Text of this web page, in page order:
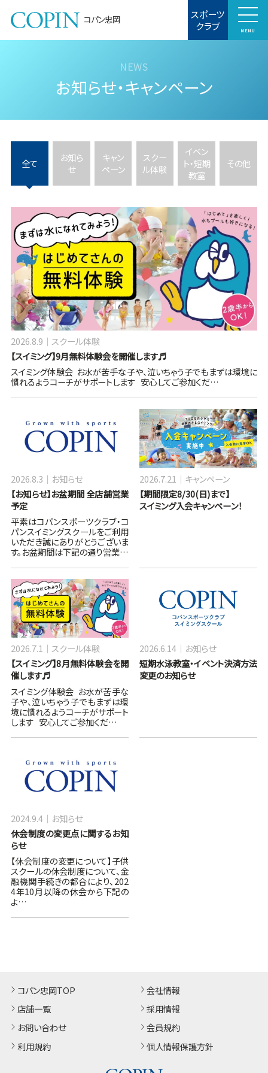
コパン忠岡 スポーツ
クラブ MENU
お知らせ・キャンペーン
全て
お知ら
せ
キャン
ペーン
スクー
ル体験
イベン
ト・短期
教室
その他
【スイミング】9月無料体験会を開催します♬
2026.8.9 スクール体験
スイミング体験会 お水が苦手な子や、泣いちゃう子でもまずは環境に
慣れるようコーチがサポートします 安心してご参加くだ…
【お知らせ】お盆期間 全店舗営業
予定
2026.8.3 お知らせ
平素はコパンスポーツクラブ・コ
パンスイミングスクールをご利用
いただき誠にありがとうございま
す。お盆期間は下記の通り営業…
【期間限定8/30(日)まで】
スイミング入会キャンペーン！
2026.7.21 キャンペーン
【スイミング】8月無料体験会を開
催します♬
2026.7.1 スクール体験
スイミング体験会 お水が苦手な
子や、泣いちゃう子でもまずは環
境に慣れるようコーチがサポート
します 安心してご参加くだ…
短期水泳教室・イベント決済方法
変更のお知らせ
2026.6.14 お知らせ
休会制度の変更点に関するお知
らせ
2024.9.4 お知らせ
【休会制度の変更について】子供
スクールの休会制度について、金
融機関手続きの都合により、202
4年10月以降の休会から下記の
よ…
コパン忠岡TOP
店舗一覧
お問い合わせ
利用規約
会社情報
採用情報
会員規約
個人情報保護方針